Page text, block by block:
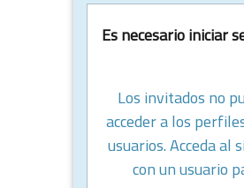
Es necesario iniciar
Los invitados no
acceder a los
usuarios. Acceda al
con un usuario